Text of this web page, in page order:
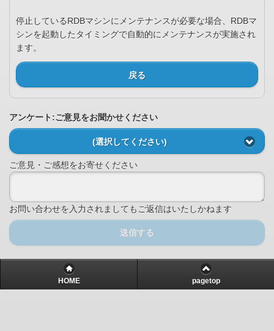
停止しているRDBマシンにメンテナンスが必要な場合、RDBマ
シンを起動したタイミングで自動的にメンテナンスが実施され
ます。
戻る
アンケート:ご意見をお聞かせください
(選択してください)
ご意見・ご感想をお寄せください
お問い合わせを入力されましてもご返信はいたしかねます
送信する
HOME pagetop